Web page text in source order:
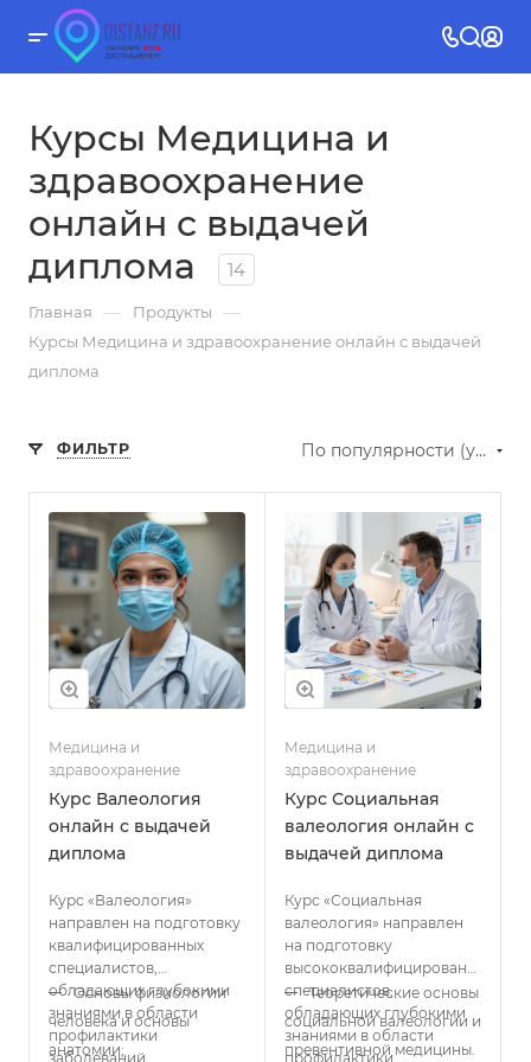
Курсы Медицина и
здравоохранение
онлайн с выдачей
диплома
14
Главная — Продукты —
Курсы Медицина и здравоохранение онлайн с выдачей
диплома
ФИЛЬТР По популярности (убывание)
Медицина и
здравоохранение
Курс Валеология
онлайн с выдачей
диплома
Курс «Валеология»
направлен на подготовку
квалифицированных
специалистов,
обладающих глубокими
знаниями в области
профилактики
заболеваний,
Основы физиологии
человека и основы
анатомии;
Медицина и
здравоохранение
Курс Социальная
валеология онлайн с
выдачей диплома
Курс «Социальная
валеология» направлен
на подготовку
высококвалифицированных
специалистов,
обладающих глубокими
знаниями в области
профилактики
Теоретические основы
социальной валеологии и
превентивной медицины.